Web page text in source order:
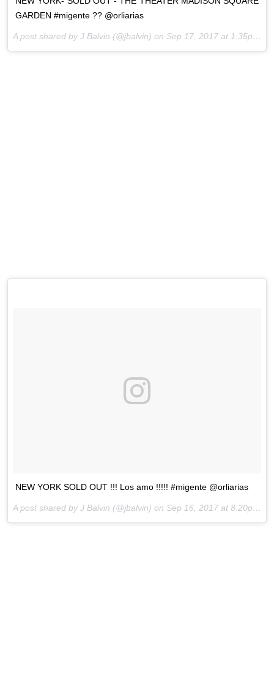
GARDEN #migente ?? @orliarias
A post shared by J Balvin (@jbalvin) on Sep 17, 2017 at 1:35pm PDT
NEW YORK SOLD OUT !!! Los amo !!!!! #migente @orliarias
A post shared by J Balvin (@jbalvin) on Sep 16, 2017 at 8:20pm PDT